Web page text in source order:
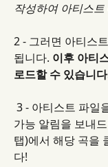
작성하여 아티스
2 - 그러면 아티스
됩니다. 이후 아티
로드할 수 있습니
가능 알림을 보내
탭)에서 해당 곡을
다!